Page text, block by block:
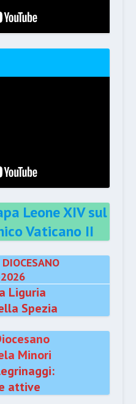
Leone XIV sul
Vaticano II
Liguria
Spezia
Minori
attive